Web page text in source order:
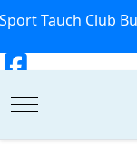
Sport Tauch Club
Mobile Menu